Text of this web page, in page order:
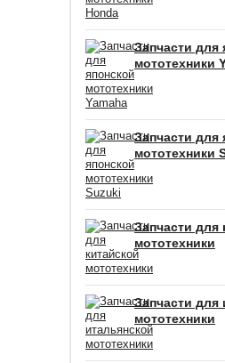
Запчасти для
мототехники
Запчасти для
мототехники
Запчасти для
мототехники
Запчасти для
мототехники